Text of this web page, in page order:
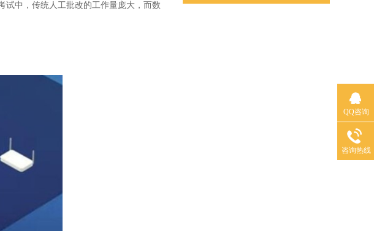
中，传统人工批改的工作量庞大，而数
QQ咨询
咨询热线